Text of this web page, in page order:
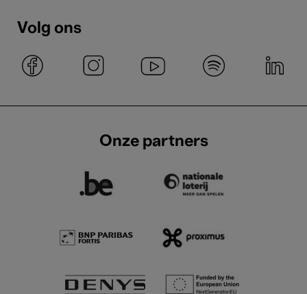
Volg ons
Onze partners